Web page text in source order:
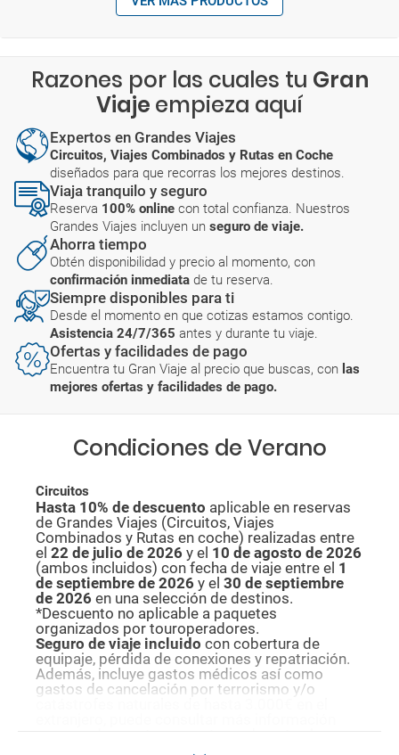
Razones por las cuales tu Gran
Viaje empieza aquí
Expertos en Grandes Viajes
Circuitos, Viajes Combinados y Rutas en Coche
diseñados para que recorras los mejores destinos.
Viaja tranquilo y seguro
Reserva 100% online con total confianza. Nuestros
Grandes Viajes incluyen un seguro de viaje.
Ahorra tiempo
Obtén disponibilidad y precio al momento, con
confirmación inmediata de tu reserva.
Siempre disponibles para ti
Desde el momento en que cotizas estamos contigo.
Asistencia 24/7/365 antes y durante tu viaje.
Ofertas y facilidades de pago
Encuentra tu Gran Viaje al precio que buscas, con las
mejores ofertas y facilidades de pago.
Condiciones de Verano
Circuitos
Hasta 10% de descuento aplicable en reservas
de Grandes Viajes (Circuitos, Viajes
Combinados y Rutas en coche) realizadas entre
el 22 de julio de 2026 y el 10 de agosto de 2026
(ambos incluidos) con fecha de viaje entre el 1
de septiembre de 2026 y el 30 de septiembre
de 2026 en una selección de destinos.
*Descuento no aplicable a paquetes
organizados por touroperadores.
Seguro de viaje incluido con cobertura de
equipaje, pérdida de conexiones y repatriación.
Además, incluye gastos médicos así como
gastos de cancelación por terrorismo y/o
proceso de reserva. Este seguro garantiza